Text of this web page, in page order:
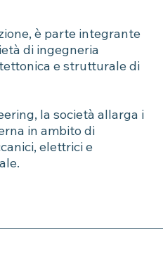
è parte integrante
di ingegneria
e strutturale di
la società allarga i
in ambito di
elettrici e